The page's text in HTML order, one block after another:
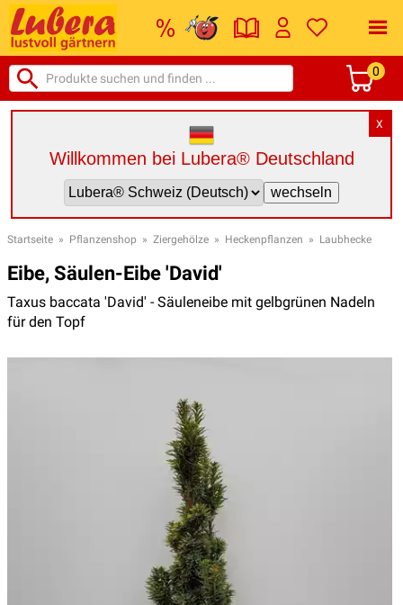
0
X
Willkommen bei Lubera® Deutschland
Startseite » Pflanzenshop » Ziergehölze » Heckenpflanzen » Laubhecke
Eibe, Säulen-Eibe 'David'
Taxus baccata 'David' - Säuleneibe mit gelbgrünen Nadeln
für den Topf